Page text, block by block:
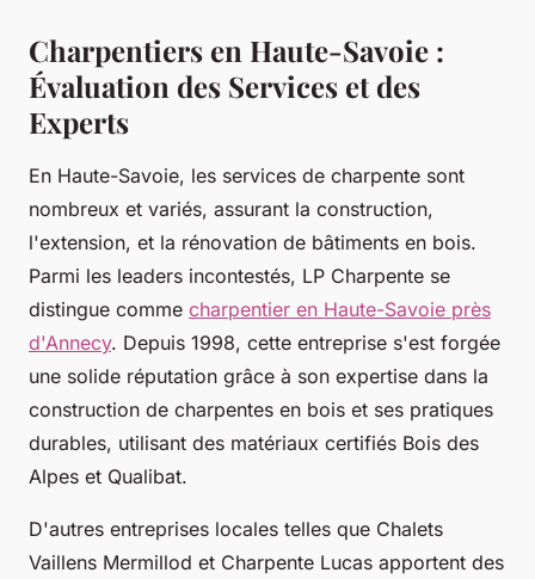
Charpentiers en Haute-Savoie :
Évaluation des Services et des
Experts
En Haute-Savoie, les services de charpente sont
nombreux et variés, assurant la construction,
l'extension, et la rénovation de bâtiments en bois.
Parmi les leaders incontestés, LP Charpente se
distingue comme charpentier en Haute-Savoie près
d'Annecy. Depuis 1998, cette entreprise s'est forgée
une solide réputation grâce à son expertise dans la
construction de charpentes en bois et ses pratiques
durables, utilisant des matériaux certifiés Bois des
Alpes et Qualibat.
D'autres entreprises locales telles que Chalets
Vaillens Mermillod et Charpente Lucas apportent des